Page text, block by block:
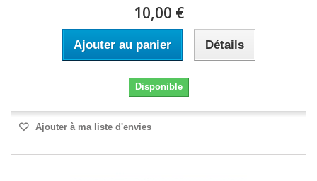
10,00 €
Ajouter au panier Détails
Disponible
Ajouter à ma liste d'envies